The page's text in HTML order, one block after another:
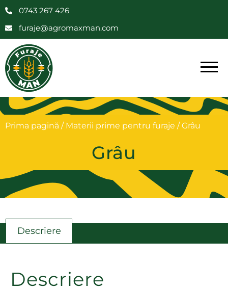
0743 267 426
furaje@agromaxman.com
Prima pagină / Materii prime pentru furaje / Grâu
Grâu
Descriere
Descriere